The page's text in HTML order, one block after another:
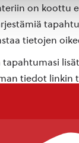
on koottu
tietojen
tapahtumasi
tiedot linkin